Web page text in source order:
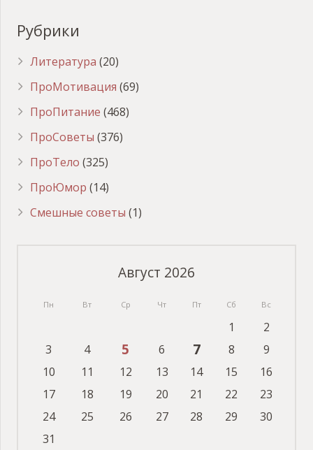
Рубрики
Литература (20)
ПроМотивация (69)
ПроПитание (468)
ПроСоветы (376)
ПроТело (325)
ПроЮмор (14)
Смешные советы (1)
Август 2026
Пн Вт Ср Чт Пт Сб Вс
1
2
3
4 5 6 7 8
9
10
11 12 13 14 15
16
17
18 19 20 21 22
23
24
25 26 27 28 29
30
31